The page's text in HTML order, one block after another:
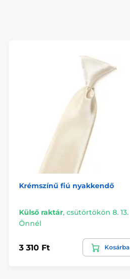
Krémszínű fiú nyakkendő
Külső raktár, csütörtökön 8. 13.
Önnél
3 310 Ft Kosárba